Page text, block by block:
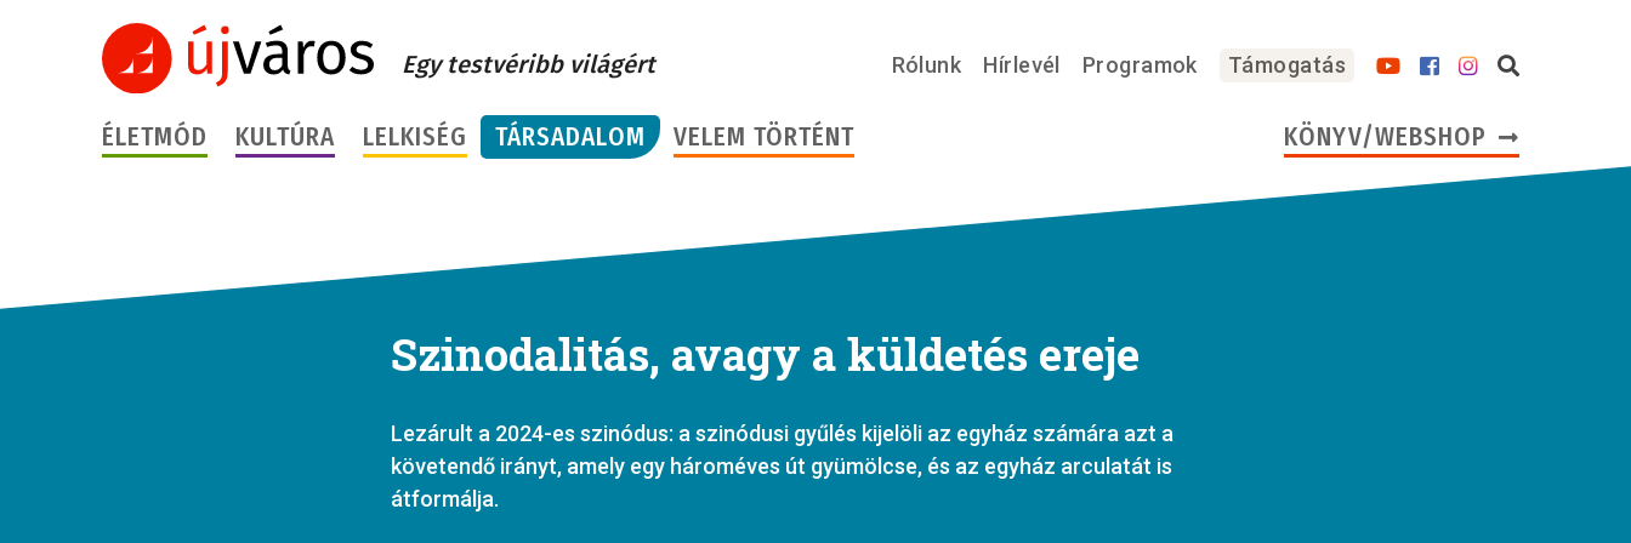
Egy testvéribb világért Rólunk Hírlevél Programok Támogatás
ÉLETMÓD KULTÚRA LELKISÉG TÁRSADALOM VELEM TÖRTÉNT KÖNYV/WEBSHOP
Szinodalitás, avagy a küldetés ereje
Lezárult a 2024-es szinódus: a szinódusi gyűlés kijelöli az egyház számára azt a
követendő irányt, amely egy hároméves út gyümölcse, és az egyház arculatát is
átformálja.